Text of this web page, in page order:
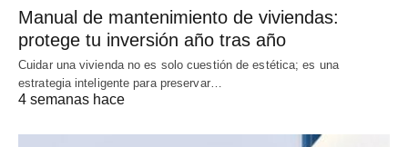
Manual de mantenimiento de viviendas:
protege tu inversión año tras año
Cuidar una vivienda no es solo cuestión de estética; es una
estrategia inteligente para preservar…
4 semanas hace